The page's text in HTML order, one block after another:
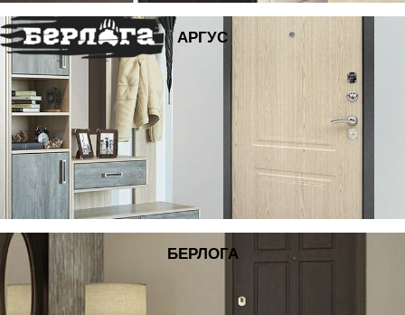
АРГУС
БЕРЛОГА